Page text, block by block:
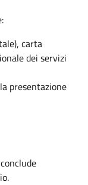
carta
dei servizi
presentazione